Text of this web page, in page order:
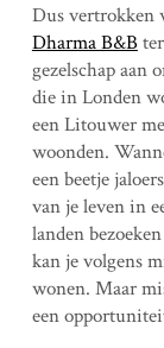
Dus vertrokken
Dharma B&B
gezelschap aan
die in Londen
een Litouwer
woonden.
een beetje
van je leven in
landen
kan je volgens
wonen. Maar
een